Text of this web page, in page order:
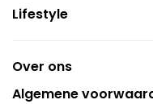
Lifestyle
Over ons
Algemene